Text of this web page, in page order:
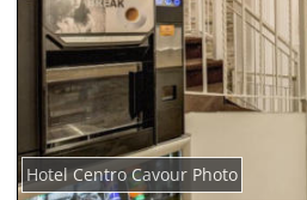
Hotel Centro Cavour Photo